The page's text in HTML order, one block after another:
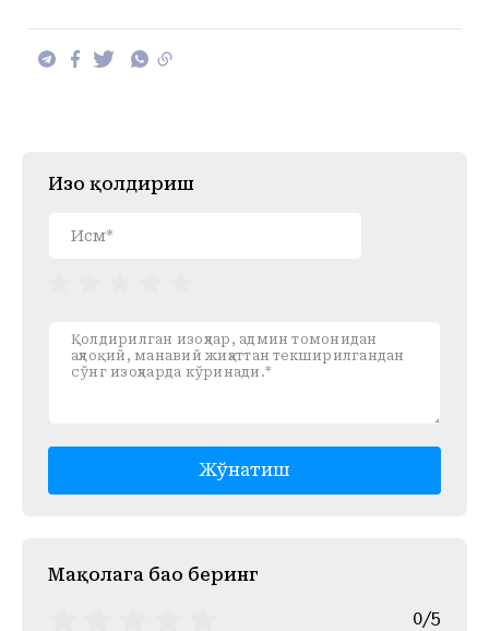
Изоҳ қолдириш
Жўнатиш
Mақолага баҳо беринг
0/5